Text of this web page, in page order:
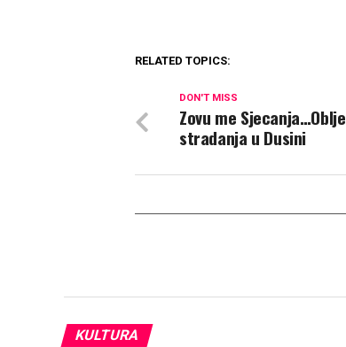
RELATED TOPICS:
DON'T MISS
Zovu me
stradanja u Dusini
KULTURA